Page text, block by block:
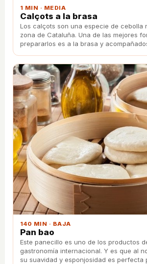
1 MIN · MEDIA
Calçots a la brasa
Los calçots son una especie de cebolla
zona de Cataluña. Una de las mejores
prepararlos es a la brasa y
140 MIN · BAJA
Pan bao
Este panecillo es uno de los productos
gastronomía internacional. Y es que al
su suavidad y esponjosidad es perfecta